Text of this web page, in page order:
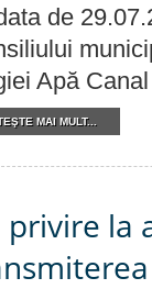
de
Apă
MAI MULT...
privire la